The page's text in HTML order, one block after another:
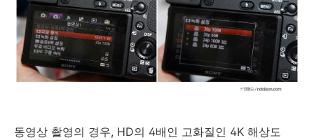
동영상 촬영의 경우, HD의 4배인 고화질인 4K 해상도